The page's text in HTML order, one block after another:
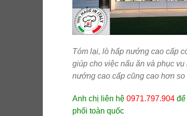
Tóm lại, lò hấp nướng cao cấp
giúp cho việc nấu ăn và phục
nướng cao cấp cũng cao hơn
Anh chị liên hệ 0971.797.904 để
phối toàn quốc